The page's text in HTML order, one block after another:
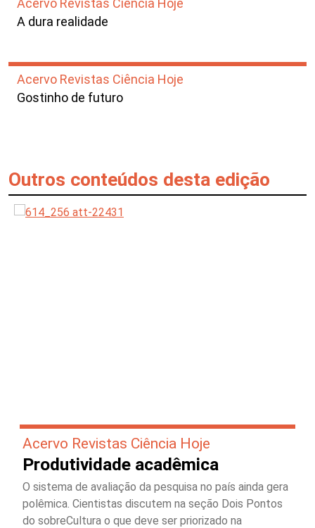
A dura realidade
Acervo Revistas Ciência Hoje
Gostinho de futuro
Outros conteúdos desta edição
Acervo Revistas Ciência Hoje
Produtividade acadêmica
O sistema de avaliação da pesquisa no país ainda gera
polêmica. Cientistas discutem na seção Dois Pontos
do sobreCultura o que deve ser priorizado na